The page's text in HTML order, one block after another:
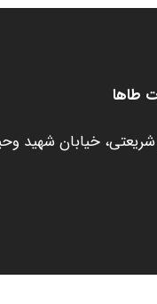
طاها
خیابان شهید